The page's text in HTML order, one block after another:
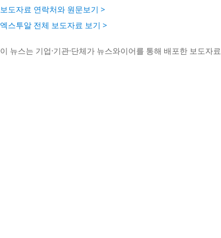
보도자료 연락처와 원문보기 >
엑스투알 전체 보도자료 보기 >
이 뉴스는 기업·기관·단체가 뉴스와이어를 통해 배포한 보도자